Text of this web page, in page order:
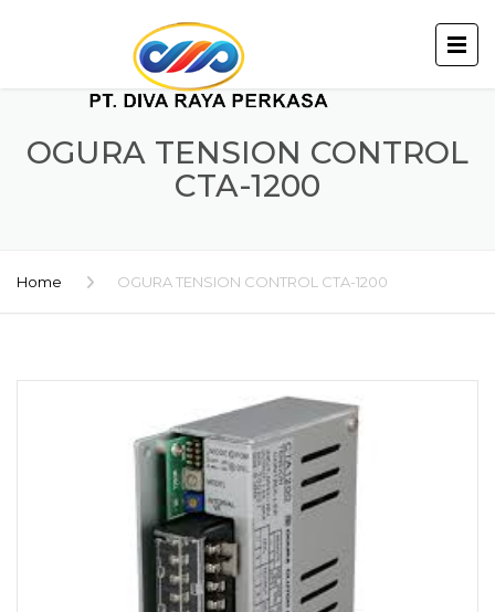
OGURA TENSION CONTROL
CTA-1200
Home OGURA TENSION CONTROL CTA-1200